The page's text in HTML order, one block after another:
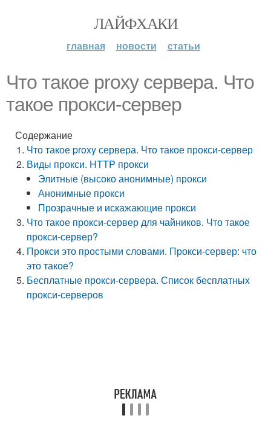
ЛАЙФХАКИ
главная новости статьи
Что такое proxy сервера. Что
такое прокси-сервер
Содержание
Что такое proxy сервера. Что такое прокси-сервер
Виды прокси. HTTP прокси
Элитные (высоко анонимные) прокси
Анонимные прокси
Прозрачные и искажающие прокси
Что такое прокси-сервер для чайников. Что такое
прокси-сервер?
Прокси это простыми словами. Прокси-сервер: что
это такое?
Бесплатные прокси-сервера. Список бесплатных
прокси-серверов